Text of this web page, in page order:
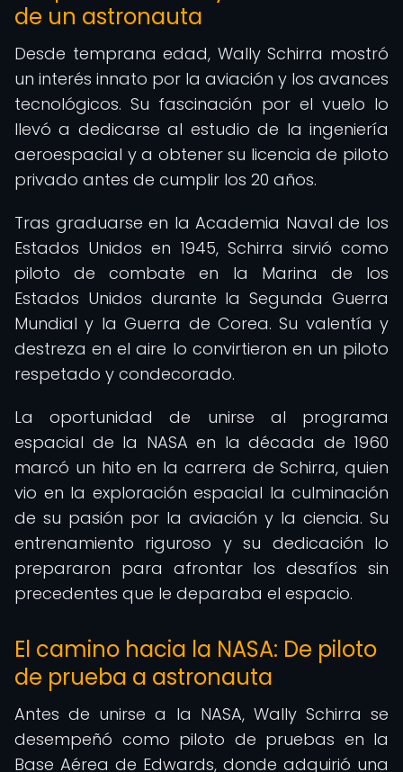
de un astronauta
Desde temprana edad, Wally Schirra mostró
un interés innato por la aviación y los avances
tecnológicos. Su fascinación por el vuelo lo
llevó a dedicarse al estudio de la ingeniería
aeroespacial y a obtener su licencia de piloto
privado antes de cumplir los 20 años.
Tras graduarse en la Academia Naval de los
Estados Unidos en 1945, Schirra sirvió como
piloto de combate en la Marina de los
Estados Unidos durante la Segunda Guerra
Mundial y la Guerra de Corea. Su valentía y
destreza en el aire lo convirtieron en un piloto
respetado y condecorado.
La oportunidad de unirse al programa
espacial de la NASA en la década de 1960
marcó un hito en la carrera de Schirra, quien
vio en la exploración espacial la culminación
de su pasión por la aviación y la ciencia. Su
entrenamiento riguroso y su dedicación lo
prepararon para afrontar los desafíos sin
precedentes que le deparaba el espacio.
El camino hacia la NASA: De piloto
de prueba a astronauta
Antes de unirse a la NASA, Wally Schirra se
desempeñó como piloto de pruebas en la
Base Aérea de Edwards, donde adquirió una